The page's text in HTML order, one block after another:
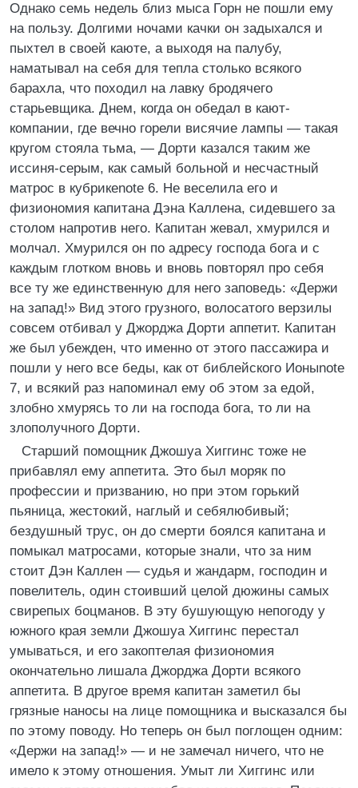
Однако семь недель близ мыса Горн не пошли ему
на пользу. Долгими ночами качки он задыхался и
пыхтел в своей каюте, а выходя на палубу,
наматывал на себя для тепла столько всякого
барахла, что походил на лавку бродячего
старьевщика. Днем, когда он обедал в кают-
компании, где вечно горели висячие лампы — такая
кругом стояла тьма, — Дорти казался таким же
иссиня-серым, как самый больной и несчастный
матрос в кубрикеnote 6. Не веселила его и
физиономия капитана Дэна Каллена, сидевшего за
столом напротив него. Капитан жевал, хмурился и
молчал. Хмурился он по адресу господа бога и с
каждым глотком вновь и вновь повторял про себя
все ту же единственную для него заповедь: «Держи
на запад!» Вид этого грузного, волосатого верзилы
совсем отбивал у Джорджа Дорти аппетит. Капитан
же был убежден, что именно от этого пассажира и
пошли у него все беды, как от библейского Ионыnote
7, и всякий раз напоминал ему об этом за едой,
злобно хмурясь то ли на господа бога, то ли на
злополучного Дорти.
Старший помощник Джошуа Хиггинс тоже не
прибавлял ему аппетита. Это был моряк по
профессии и призванию, но при этом горький
пьяница, жестокий, наглый и себялюбивый;
бездушный трус, он до смерти боялся капитана и
помыкал матросами, которые знали, что за ним
стоит Дэн Каллен — судья и жандарм, господин и
повелитель, один стоивший целой дюжины самых
свирепых боцманов. В эту бушующую непогоду у
южного края земли Джошуа Хиггинс перестал
умываться, и его закоптелая физиономия
окончательно лишала Джорджа Дорти всякого
аппетита. В другое время капитан заметил бы
грязные наносы на лице помощника и высказался бы
по этому поводу. Но теперь он был поглощен одним:
«Держи на запад!» — и не замечал ничего, что не
имело к этому отношения. Умыт ли Хиггинс или